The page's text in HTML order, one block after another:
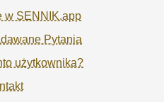
w SENNIK.app
Pytania
użytkownika?